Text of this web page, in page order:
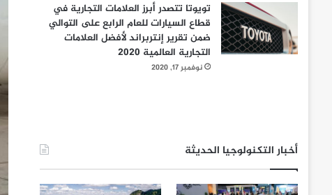
تويوتا تتصدر أبرز العلامات التجارية في
قطاع السيارات للعام الرابع على التوالي
ضمن تقرير إنتربراند لأفضل العلامات
التجارية العالمية 2020
نوفمبر 17, 2020
أخبار التكنولوجيا الحديثة